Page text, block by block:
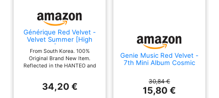
Générique Red Velvet -
Velvet Summer [High
Tide Ver.] Mini Album
From South Korea. 100%
Original Brand New Item.
Reflected in the HANTEO and
Photobook + Sticker + Postcard
34,20 €
Genie Music Red Velvet -
7th Mini Album Cosmic
(Midnight ver.)
30,84 €
15,80 €